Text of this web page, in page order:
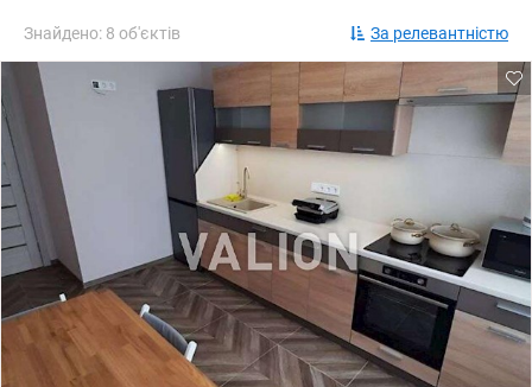
Знайдено: 8 об'єктів За релевантністю